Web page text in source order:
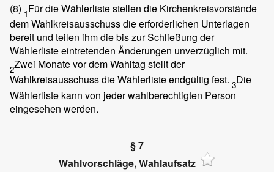
(8) 1Für die Wählerliste stellen die Kirchenkreisvorstände
dem Wahlkreisausschuss die erforderlichen Unterlagen
bereit und teilen ihm die bis zur Schließung der
Wählerliste eintretenden Änderungen unverzüglich mit.
2Zwei Monate vor dem Wahltag stellt der
Wahlkreisausschuss die Wählerliste endgültig fest. 3Die
Wählerliste kann von jeder wahlberechtigten Person
eingesehen werden.
§ 7
Wahlvorschläge, Wahlaufsatz